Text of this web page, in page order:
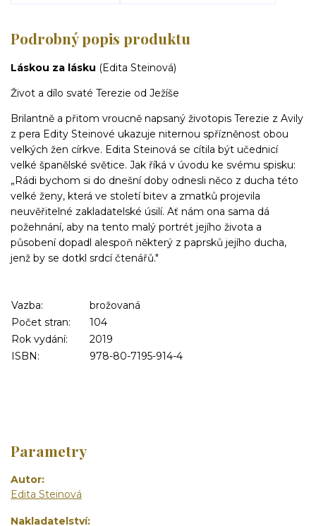
Podrobný popis produktu
Láskou za lásku (Edita Steinová)
Život a dílo svaté Terezie od Ježíše
Brilantně a přitom vroucně napsaný životopis Terezie z Avily
z pera Edity Steinové ukazuje niternou spřízněnost obou
velkých žen církve. Edita Steinová se cítila být učednicí
velké španělské světice. Jak říká v úvodu ke svému spisku:
„Rádi bychom si do dnešní doby odnesli něco z ducha této
velké ženy, která ve století bitev a zmatků projevila
neuvěřitelné zakladatelské úsilí. Ať nám ona sama dá
požehnání, aby na tento malý portrét jejího života a
působení dopadl alespoň některý z paprsků jejího ducha,
jenž by se dotkl srdcí čtenářů."
Vazba:
brožovaná
Počet stran:
104
Rok vydání:
2019
ISBN:
978-80-7195-914-4
Parametry
Autor
Edita Steinová
Nakladatelství